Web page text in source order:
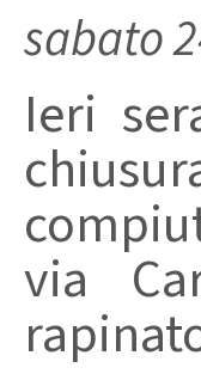
sabato
Ieri
via